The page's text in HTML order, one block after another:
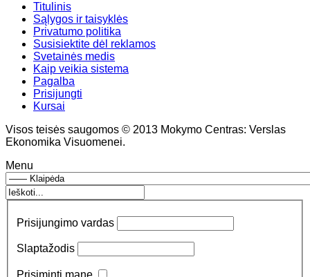
Titulinis
Sąlygos ir taisyklės
Privatumo politika
Susisiektite dėl reklamos
Svetainės medis
Kaip veikia sistema
Pagalba
Prisijungti
Kursai
Visos teisės saugomos © 2013 Mokymo Centras: Verslas
Ekonomika Visuomenei.
Menu
Prisijungimo vardas
Slaptažodis
Prisiminti mane